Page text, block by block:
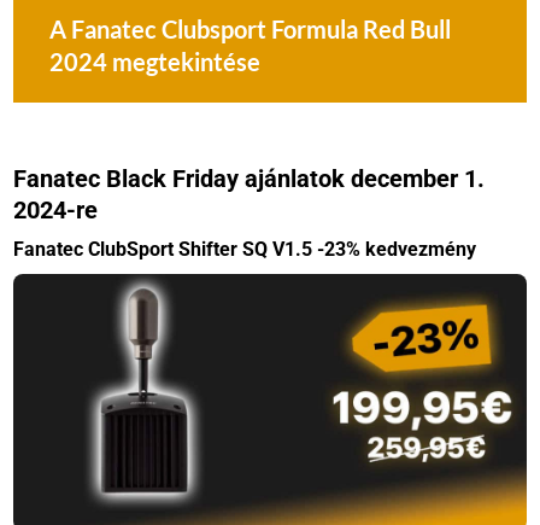
A Fanatec Clubsport Formula Red Bull
2024 megtekintése
Fanatec Black Friday ajánlatok december 1.
2024-re
Fanatec ClubSport Shifter SQ V1.5 -23% kedvezmény